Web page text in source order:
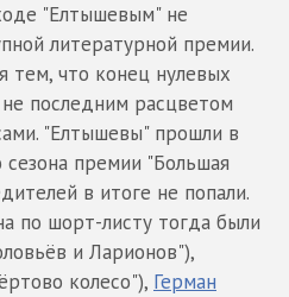
"Елтышевым" не
литературной премии.
тем, что конец нулевых
последним расцветом
"Елтышевы" прошли в
премии "Большая
в итоге не попали.
по шорт-листу тогда были
и Ларионов"),
колесо"), Герман